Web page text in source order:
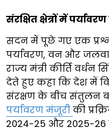
संरक्षित क्षेत्रों में
सदन में पूछे गए एक
पर्यावरण, वन और
राज्य मंत्री कीर्ति
देते हुए कहा कि देश में
संरक्षण के बीच संतुलन
पर्यावरण मंजूरी की
2024-25 और 2025-26